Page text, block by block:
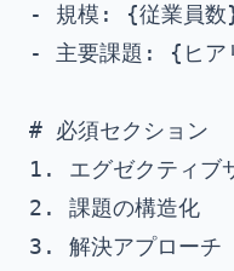
- 規模: {従業員数
- 主要課題: {ヒア
# 必須セクション
1. エグゼクティブ
2. 課題の構造化
3. 解決アプローチ